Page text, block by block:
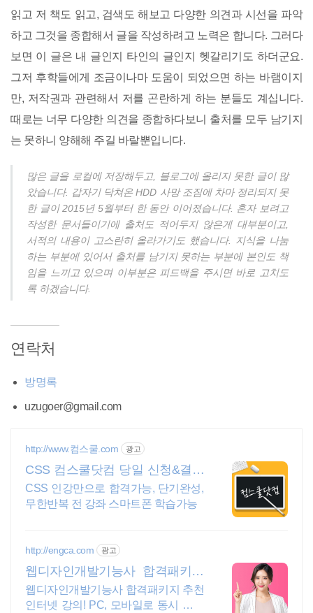
읽고 저 책도 읽고, 검색도 해보고 다양한 의견과 시선을 파악
하고 그것을 종합해서 글을 작성하려고 노력은 합니다. 그러다
보면 이 글은 내 글인지 타인의 글인지 헷갈리기도 하더군요.
그저 후학들에게 조금이나마 도움이 되었으면 하는 바램이지
만, 저작권과 관련해서 저를 곤란하게 하는 분들도 계십니다.
때로는 너무 다양한 의견을 종합하다보니 출처를 모두 남기지
는 못하니 양해해 주길 바랄뿐입니다.
많은 글을 로컬에 저장해두고, 블로그에 올리지 못한 글이 많
았습니다. 갑자기 닥쳐온 HDD 사망 조짐에 차마 정리되지 못
한 글이 2015년 5월부터 한 동안 이어졌습니다. 혼자 보려고
작성한 문서들이기에 출처도 적어두지 않은게 대부분이고,
서적의 내용이 고스란히 올라가기도 했습니다. 지식을 나눔
하는 부분에 있어서 출처를 남기지 못하는 부분에 본인도 책
임을 느끼고 있으며 이부분은 피드백을 주시면 바로 고치도
록 하겠습니다.
연락처
방명록
uzugoer@gmail.com
http://www.컴스쿨.com 광고
CSS 컴스쿨닷컴 당일 신청&결제
시 기프티콘!
CSS 인강만으로 합격가능, 단기완성,
무한반복 전 강좌 스마트폰 학습가능
http://engca.com 광고
웹디자인개발기능사 합격패키지
PC/스마트폰 동영상강의
웹디자인개발기능사 합격패키지 추천
인터넷 강의! PC, 모바일로 동시 수강